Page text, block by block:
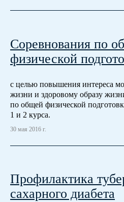
Соревнования по
физической
с целью повышения интереса
жизни и здоровому образу
по общей физической
1 и 2 курса.
30 мая 2016 г.
Профилактика
сахарного диабета